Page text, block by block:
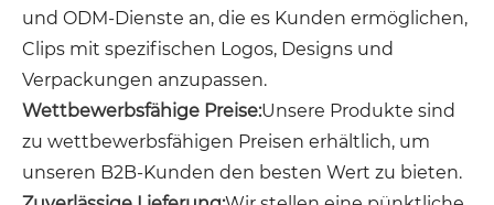
und ODM-Dienste an, die es Kunden ermöglichen,
Clips mit spezifischen Logos, Designs und
Verpackungen anzupassen.
Wettbewerbsfähige Preise:Unsere Produkte sind
zu wettbewerbsfähigen Preisen erhältlich, um
unseren B2B-Kunden den besten Wert zu bieten.